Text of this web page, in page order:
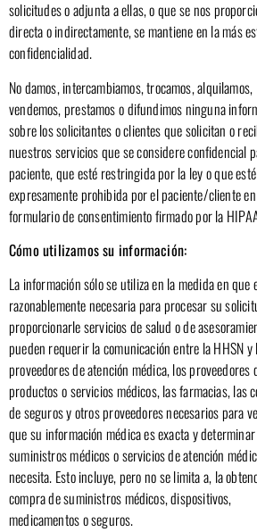
solicitudes o adjunta a ellas, o que se nos
directa o indirectamente, se mantiene en la más
confidencialidad.
No damos, intercambiamos, trocamos, alquilamos,
vendemos, prestamos o difundimos ninguna
sobre los solicitantes o clientes que solicitan o
nuestros servicios que se considere confidencial
paciente, que esté restringida por la ley o que esté
expresamente prohibida por el paciente/cliente
formulario de consentimiento firmado por la
Cómo utilizamos su información:
La información sólo se utiliza en la medida en que
razonablemente necesaria para procesar su
proporcionarle servicios de salud o de
pueden requerir la comunicación entre la HHSN y
proveedores de atención médica, los proveedores
productos o servicios médicos, las farmacias, las
de seguros y otros proveedores necesarios para
que su información médica es exacta y
suministros médicos o servicios de atención
necesita. Esto incluye, pero no se limita a, la
compra de suministros médicos, dispositivos,
medicamentos o seguros.